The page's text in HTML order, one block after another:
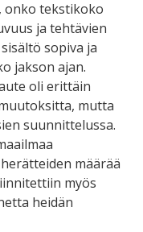
onko tekstikoko
ja tehtävien
sopiva ja
jakson ajan.
oli erittäin
mutta
suunnittelussa.
määrää
myös
heidän